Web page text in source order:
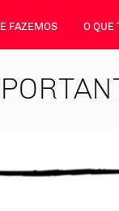
FAZEMOS O QUE